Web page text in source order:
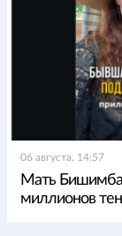
06 августа, 14:57
Мать
миллионов